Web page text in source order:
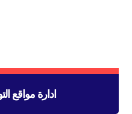
ادارة مواقع